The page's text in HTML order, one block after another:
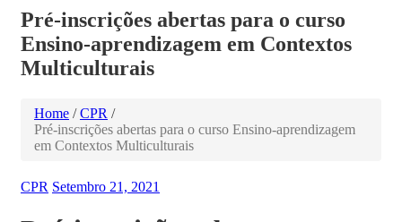
Pré-inscrições abertas para o curso
Ensino-aprendizagem em Contextos
Multiculturais
Home / CPR /
Pré-inscrições abertas para o curso Ensino-aprendizagem
em Contextos Multiculturais
CPR Setembro 21, 2021